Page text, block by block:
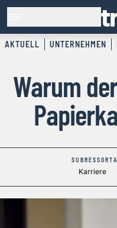
AKTUELL UNTERNEHMEN
Warum
SUBRESSORT
Karriere